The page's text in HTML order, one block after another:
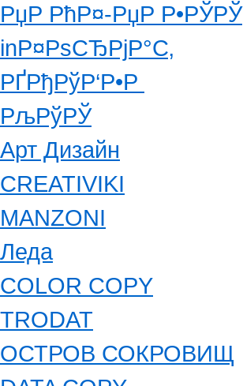
РџР РћР¤-РџР Р•РЎРЎ
inР¤РѕСЂРјР°С‚
РҐРђРўР‘Р•Р
РљРўРЎ
Арт Дизайн
CREATIVIKI
MANZONI
Леда
COLOR COPY
TRODAT
ОСТРОВ СОКРОВИЩ